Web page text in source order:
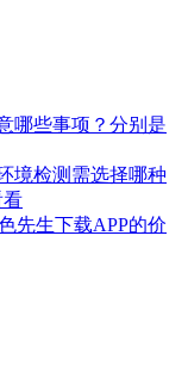
事项？分别是
境检测需选择哪种
看
先生下载APP的价